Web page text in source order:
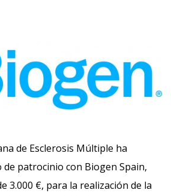
de Esclerosis Múltiple ha
patrocinio con Biogen Spain,
3.000 €, para la realización de la